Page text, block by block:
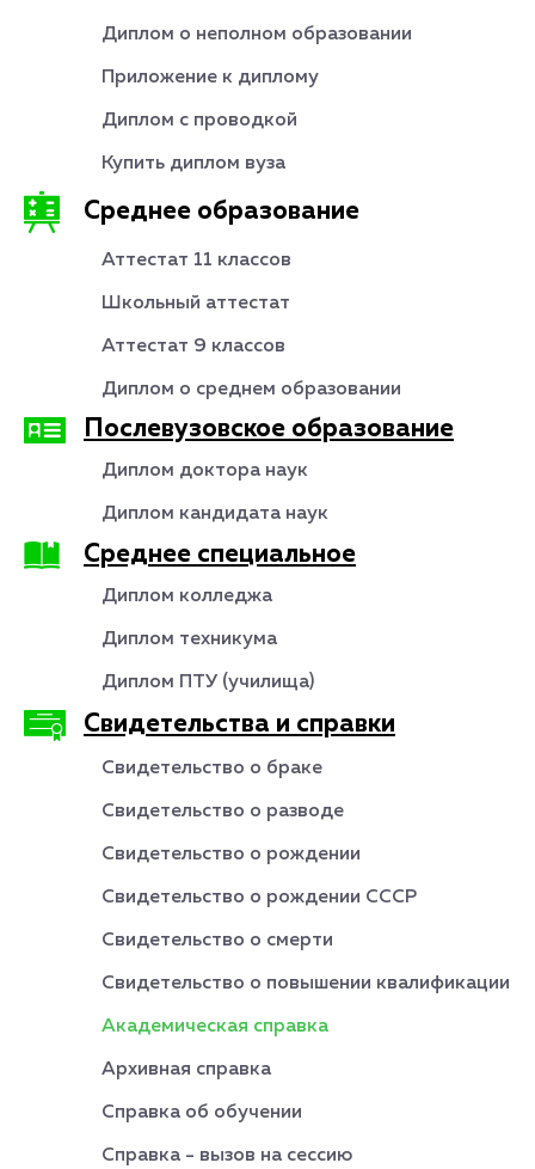
Диплом о неполном образовании
Приложение к диплому
Диплом с проводкой
Купить диплом вуза
Среднее образование
Аттестат 11 классов
Школьный аттестат
Аттестат 9 классов
Диплом о среднем образовании
Послевузовское образование
Диплом доктора наук
Диплом кандидата наук
Среднее специальное
Диплом колледжа
Диплом техникума
Диплом ПТУ (училища)
Свидетельства и справки
Свидетельство о браке
Свидетельство о разводе
Свидетельство о рождении
Свидетельство о рождении СССР
Свидетельство о смерти
Свидетельство о повышении квалификации
Академическая справка
Архивная справка
Справка об обучении
Справка - вызов на сессию